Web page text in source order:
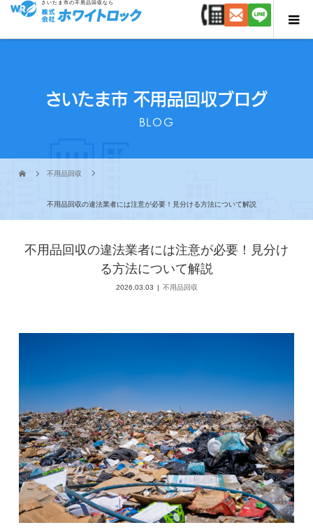
さいたま市の不用品回収なら
さいたま市 不用品回収ブログ
BLOG
不用品回収
不用品回収の違法業者には注意が必要！見分ける方法について解説
不用品回収の違法業者には注意が必要！見分け
る方法について解説
2026.03.03 不用品回収